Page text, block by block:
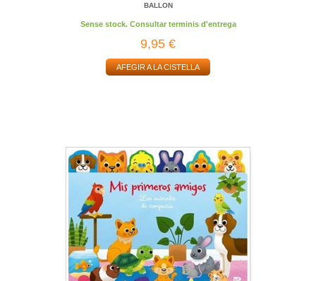
BALLON
Sense stock. Consultar terminis d'entrega
9,95 €
AFEGIR A LA CISTELLA